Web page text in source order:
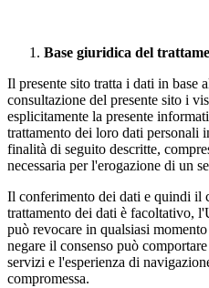
Base giuridica del
Il presente sito tratta i dati in base
consultazione del presente sito i
esplicitamente la presente
trattamento dei loro dati personali
finalità di seguito descritte,
necessaria per l'erogazione di un
Il conferimento dei dati e quindi il
trattamento dei dati è facoltativo,
può revocare in qualsiasi
negare il consenso può
servizi e l'esperienza di
compromessa.